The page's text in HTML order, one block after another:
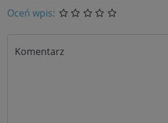
Oceń wpis:
Komentarz